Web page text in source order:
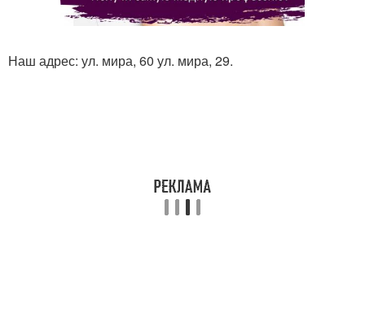
Наш адрес: ул. мира, 60 ул. мира, 29.